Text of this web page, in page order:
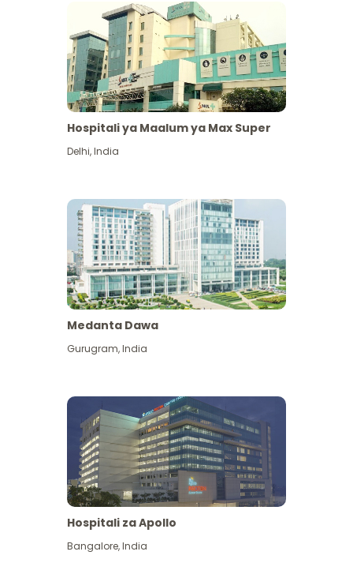
Hospitali ya Maalum ya Max Super
Delhi,India
Medanta Dawa
Gurugram,India
Hospitali za Apollo
Bangalore,India